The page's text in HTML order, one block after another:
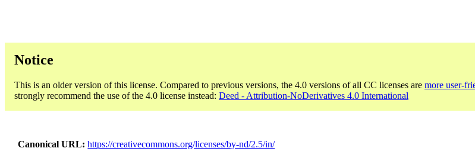
Notice
This is an older version of this license. Compared to previous versions, the 4.0 versions of all CC licenses are more user-
strongly recommend the use of the 4.0 license instead: Deed - Attribution-NoDerivatives 4.0 International
Canonical URL https://creativecommons.org/licenses/by-nd/2.5/in/